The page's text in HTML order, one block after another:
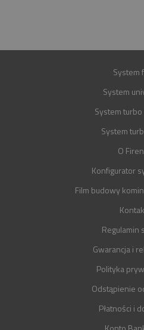
System
System
System
System
O
Konfigurator
Film budowy
Regulamin
Gwarancja i
Polityka
Odstąpienie
Płatności i